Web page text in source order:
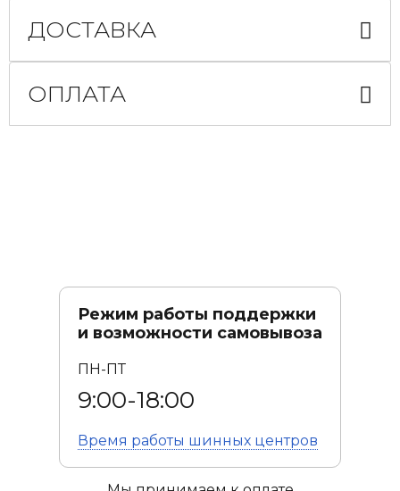
ДОСТАВКА
ОПЛАТА
Режим работы поддержки
и возможности самовывоза
ПН-ПТ
9:00-18:00
Время работы шинных центров